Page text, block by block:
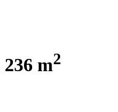
236 m2